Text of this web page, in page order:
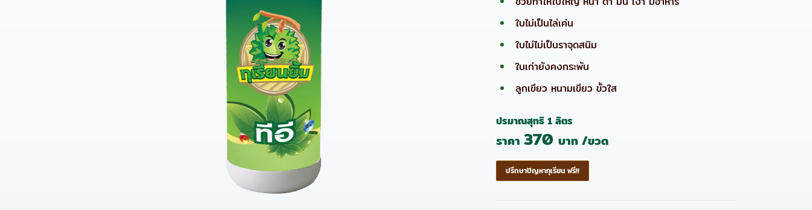
ใบไม่เป็นไล่เค่น
ใบไม่ไม่เป็นราจุดสนิม
ใบเก่ายังคงกระพัน
ลูกเขียว หนามเขียว ขั้วใส
ปรมาณสุทธิ 1 ลิตร
ราคา370บาท /ขวด
ปรึกษาปัญหาทุเรียน ฟรี!!